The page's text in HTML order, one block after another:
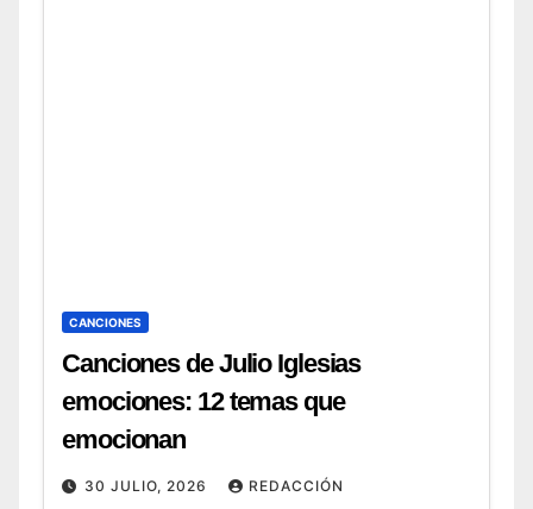
CANCIONES
Canciones de Julio Iglesias
emociones: 12 temas que
emocionan
30 JULIO, 2026 REDACCIÓN